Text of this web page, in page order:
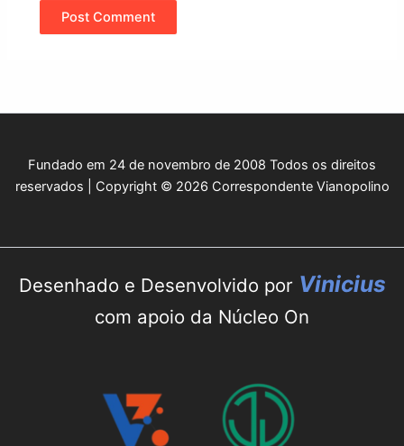
Fundado em 24 de novembro de 2008 Todos os direitos
reservados | Copyright © 2026 Correspondente Vianopolino
Desenhado e Desenvolvido por Vinicius
com apoio da Núcleo On